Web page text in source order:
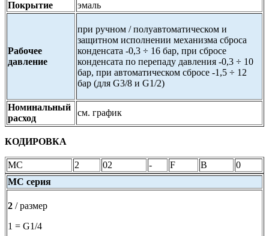
Покрытие
эмаль
Рабочее
давление
при ручном / полуавтоматическом и
защитном исполнении механизма сброса
конденсата -0,3 ÷ 16 бар, при сбросе
конденсата по перепаду давления -0,3 ÷ 10
бар, при автоматическом сбросе -1,5 ÷ 12
бар (для G3/8 и G1/2)
Номинальный
расход
см. график
КОДИРОВКА
МС 2 02 - F B
0
МС серия
2 / размер
1 = G1/4